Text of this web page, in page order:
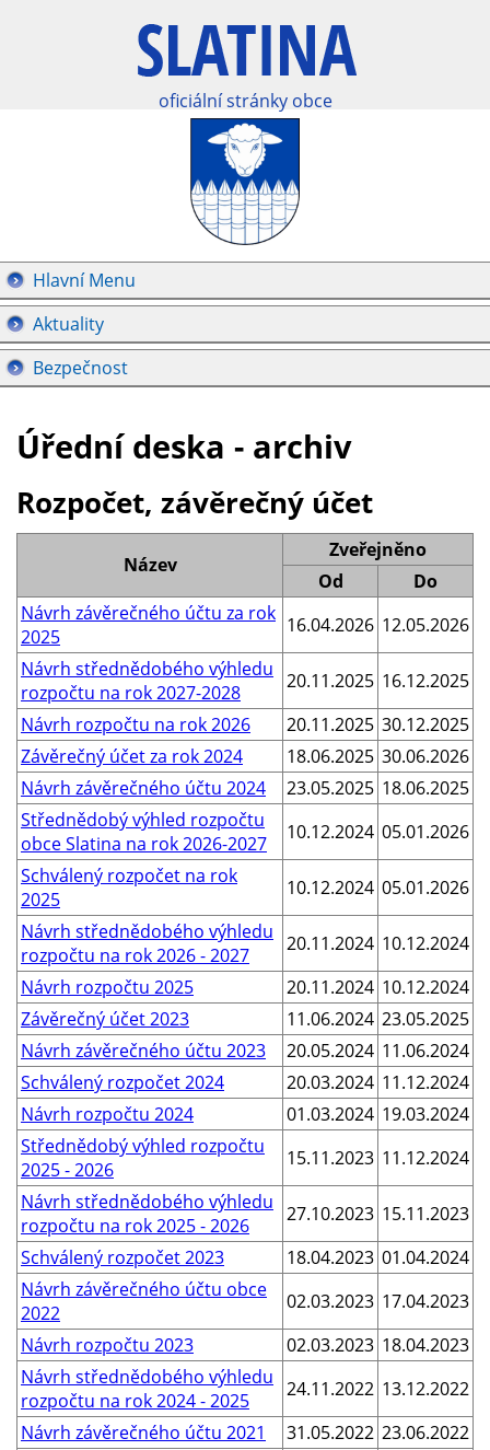
oficiální stránky obce
Hlavní Menu
Aktuality
Bezpečnost
Úřední deska - archiv
Rozpočet, závěrečný účet
Název
Zveřejněno
Od
Do
Návrh závěrečného účtu za rok
2025
16.04.2026 12.05.2026
Návrh střednědobého výhledu
rozpočtu na rok 2027-2028
20.11.2025 16.12.2025
Návrh rozpočtu na rok 2026
20.11.2025 30.12.2025
Závěrečný účet za rok 2024
18.06.2025 30.06.2026
Návrh závěrečného účtu 2024
23.05.2025 18.06.2025
Střednědobý výhled rozpočtu
obce Slatina na rok 2026-2027
10.12.2024 05.01.2026
Schválený rozpočet na rok
2025
10.12.2024 05.01.2026
Návrh střednědobého výhledu
rozpočtu na rok 2026 - 2027
20.11.2024 10.12.2024
Návrh rozpočtu 2025
20.11.2024 10.12.2024
Závěrečný účet 2023
11.06.2024 23.05.2025
Návrh závěrečného účtu 2023
20.05.2024 11.06.2024
Schválený rozpočet 2024
20.03.2024 11.12.2024
Návrh rozpočtu 2024
01.03.2024 19.03.2024
Střednědobý výhled rozpočtu
2025 - 2026
15.11.2023 11.12.2024
Návrh střednědobého výhledu
rozpočtu na rok 2025 - 2026
27.10.2023 15.11.2023
Schválený rozpočet 2023
18.04.2023 01.04.2024
Návrh závěrečného účtu obce
2022
02.03.2023 17.04.2023
Návrh rozpočtu 2023
02.03.2023 18.04.2023
Návrh střednědobého výhledu
rozpočtu na rok 2024 - 2025
24.11.2022 13.12.2022
Návrh závěrečného účtu 2021
31.05.2022 23.06.2022